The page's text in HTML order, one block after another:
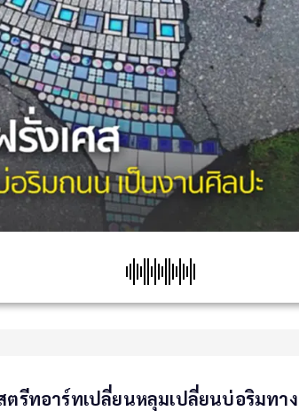
ตรีทอาร์ทเปลี่ยนหลุมเปลี่ยนบ่อริมทา